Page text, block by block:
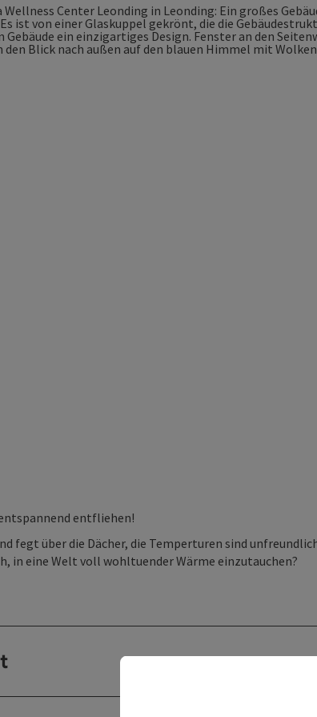
entfliehen!
fegt über die Dächer, die Temperturen sind
in eine Welt voll wohltuender Wärme einzutauchen?